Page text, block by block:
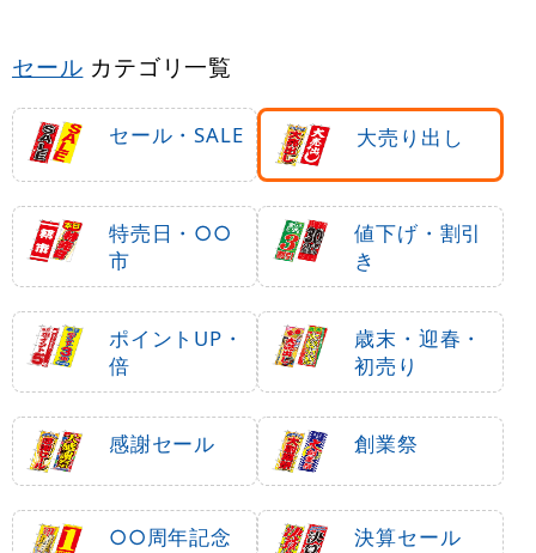
セール カテゴリ一覧
セール・SALE 大売り出し
特売日・○○
市
値下げ・割引
き
ポイントUP・
倍
歳末・迎春・
初売り
感謝セール 創業祭
○○周年記念 決算セール